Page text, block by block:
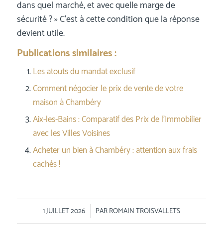
dans quel marché, et avec quelle marge de
sécurité ? » C’est à cette condition que la réponse
devient utile.
Publications similaires :
Les atouts du mandat exclusif
Comment négocier le prix de vente de votre
maison à Chambéry
Aix-les-Bains : Comparatif des Prix de l’Immobilier
avec les Villes Voisines
Acheter un bien à Chambéry : attention aux frais
cachés !
1 JUILLET 2026
/ PARROMAIN TROISVALLETS